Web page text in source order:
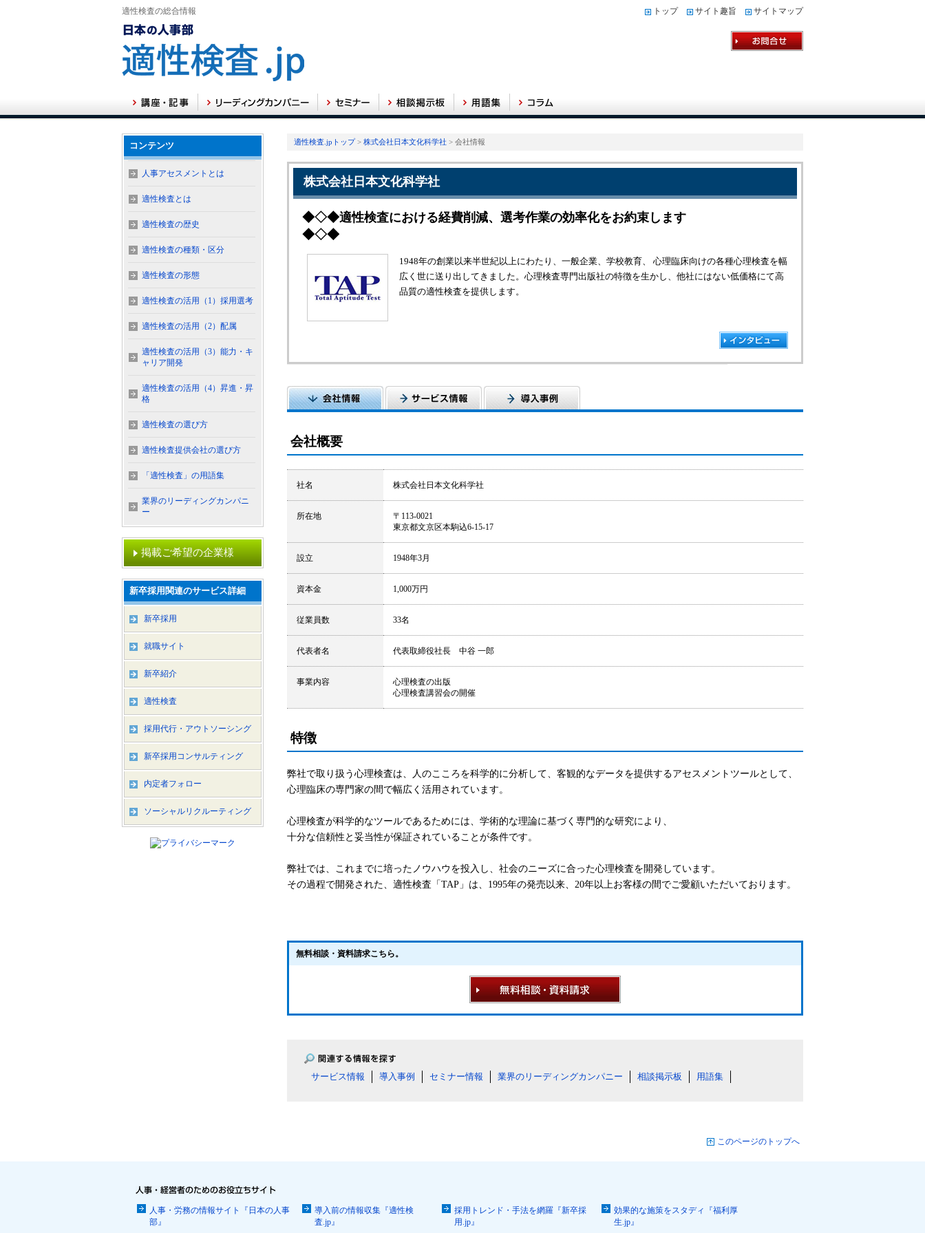
適性検査の総合情報 トップ サイト趣旨 サイトマップ
適性検査.jpトップ> 株式会社日本文化科学社 > 会社情報
株式会社日本文化科学社
◆◇◆適性検査における経費削減、選考作業の効率化をお約束します
◆◇◆
1948年の創業以来半世紀以上にわたり、一般企業、学校教育、 心理臨床向けの各種心理検査を幅
広く世に送り出してきました。心理検査専門出版社の特徴を生かし、他社にはない低価格にて高
品質の適性検査を提供します。
会社概要
社名 株式会社日本文化科学社
所在地
〒113-0021
東京都文京区本駒込6-15-17
設立 1948年3月
資本金 1,000万円
従業員数 33名
代表者名 代表取締役社長 中谷 一郎
事業内容
心理検査の出版
心理検査講習会の開催
特徴
弊社で取り扱う心理検査は、人のこころを科学的に分析して、客観的なデータを提供するアセスメントツールとして、
心理臨床の専門家の間で幅広く活用されています。
心理検査が科学的なツールであるためには、学術的な理論に基づく専門的な研究により、
十分な信頼性と妥当性が保証されていることが条件です。
弊社では、これまでに培ったノウハウを投入し、社会のニーズに合った心理検査を開発しています。
その過程で開発された、適性検査「TAP」は、1995年の発売以来、20年以上お客様の間でご愛顧いただいております。
無料相談・資料請求こちら。
サービス情報 導入事例 セミナー情報 業界のリーディングカンパニー 相談掲示板 用語集
コンテンツ
人事アセスメントとは
適性検査とは
適性検査の歴史
適性検査の種類・区分
適性検査の形態
適性検査の活用（1）採用選考
適性検査の活用（2）配属
適性検査の活用（3）能力・キ
ャリア開発
適性検査の活用（4）昇進・昇
格
適性検査の選び方
適性検査提供会社の選び方
「適性検査」の用語集
業界のリーディングカンパニ
ー
掲載ご希望の企業様
新卒採用関連のサービス詳細
新卒採用
就職サイト
新卒紹介
適性検査
採用代行・アウトソーシング
新卒採用コンサルティング
内定者フォロー
ソーシャルリクルーティング
このページのトップへ
人事・労務の情報サイト『日本の人事
部』
導入前の情報収集『適性検
査.jp』
採用トレンド・手法を網羅『新卒採
用.jp』
効果的な施策をスタディ『福利厚
生.jp』